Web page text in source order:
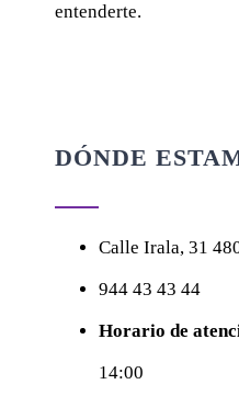
entenderte.
DÓNDE
Calle Irala, 31
944 43 43 44
Horario de
14:00